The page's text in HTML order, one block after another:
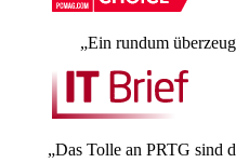
„Ein rundum
„Das Tolle an PRTG sind